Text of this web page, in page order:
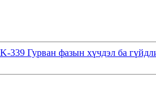
339 Гурван фазын хүчдэл ба